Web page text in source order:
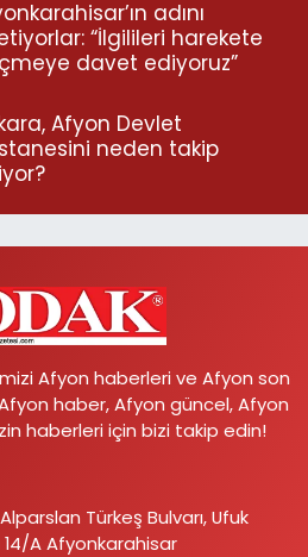
adını
“İlgilileri harekete
davet ediyoruz”
Afyon Devlet
neden takip
Afyon haberleri ve Afyon son
haber, Afyon güncel, Afyon
haberleri için bizi takip edin!
Türkeş Bulvarı, Ufuk
A Afyonkarahisar